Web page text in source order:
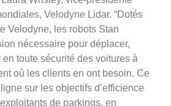
Velodyne Lidar. “Dotés
Velodyne, les robots Stan
nécessaire pour déplacer,
toute sécurité des voitures à
où les clients en ont besoin. Ce
sur les objectifs d’efficience
de parkings, en